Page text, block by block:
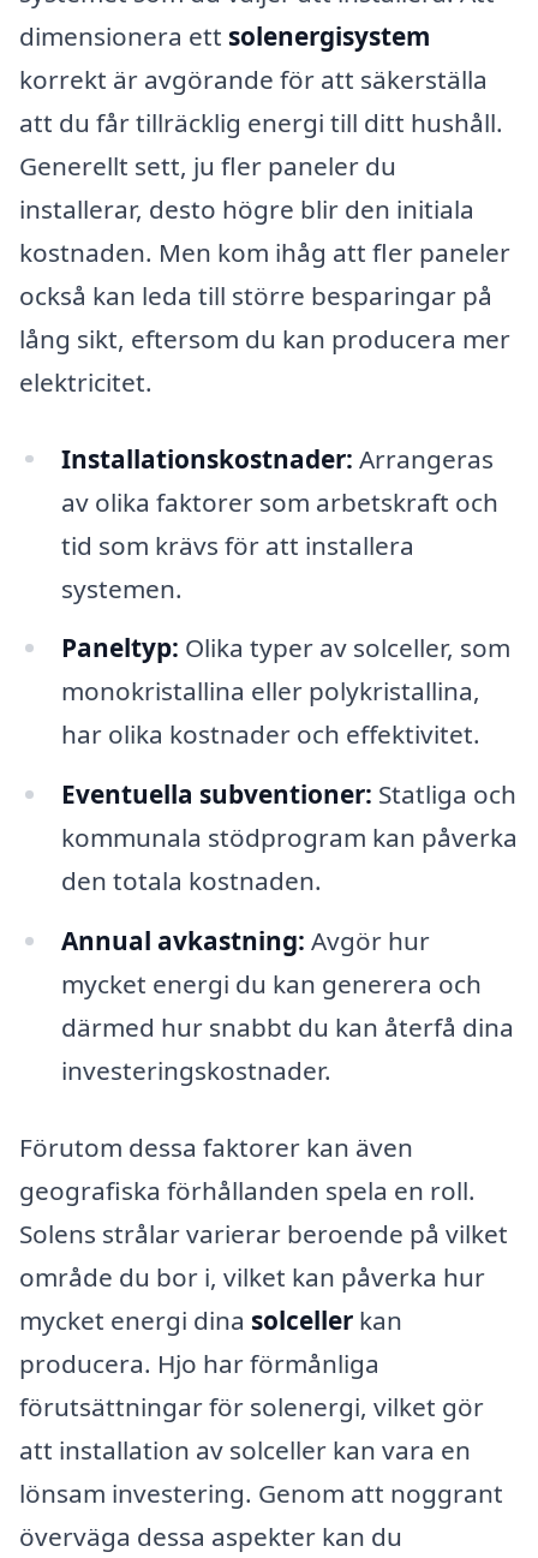
dimensionera ett solenergisystem
korrekt är avgörande för att säkerställa
att du får tillräcklig energi till ditt hushåll.
Generellt sett, ju fler paneler du
installerar, desto högre blir den initiala
kostnaden. Men kom ihåg att fler paneler
också kan leda till större besparingar på
lång sikt, eftersom du kan producera mer
elektricitet.
Installationskostnader: Arrangeras
av olika faktorer som arbetskraft och
tid som krävs för att installera
systemen.
Paneltyp: Olika typer av solceller, som
monokristallina eller polykristallina,
har olika kostnader och effektivitet.
Eventuella subventioner: Statliga och
kommunala stödprogram kan påverka
den totala kostnaden.
Annual avkastning: Avgör hur
mycket energi du kan generera och
därmed hur snabbt du kan återfå dina
investeringskostnader.
Förutom dessa faktorer kan även
geografiska förhållanden spela en roll.
Solens strålar varierar beroende på vilket
område du bor i, vilket kan påverka hur
mycket energi dina solceller kan
producera. Hjo har förmånliga
förutsättningar för solenergi, vilket gör
att installation av solceller kan vara en
lönsam investering. Genom att noggrant
överväga dessa aspekter kan du